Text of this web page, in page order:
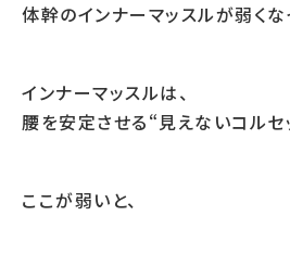
体幹のインナーマッスルが弱くな
インナーマッスルは、
腰を安定させる“見えないコルセ
ここが弱いと、